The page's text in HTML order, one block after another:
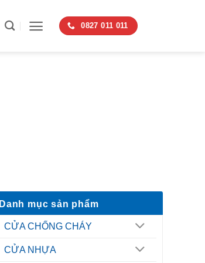
0827 011 011
Danh mục sản phẩm
CỬA CHỐNG CHÁY
CỬA NHỰA